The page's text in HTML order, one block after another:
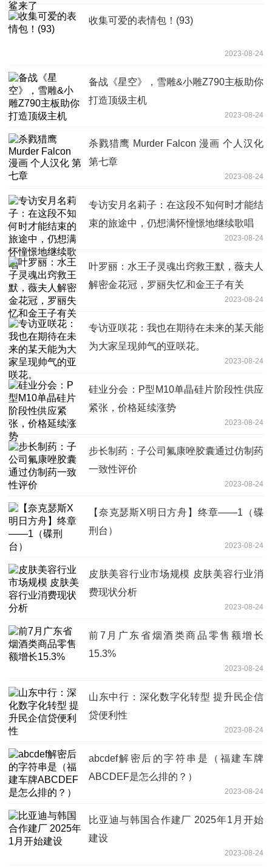
收集可爱的表情包！(93)
2023-08-24
备战《星空》，雪雕&小雕Z790主板助你
打造顶级主机
2023-08-24
杀戮猎鹰 Murder Falcon 漫画 个人汉化
第七章
2023-08-24
专访安月名莉子：在这段不知何时才能结
束的旅途中，仍想满怀憧憬地继续歌唱
2023-08-24
叶罗丽：水王子灵魂出窍救王默，薇夫人
解密金花冠，罗丽失忆和金王子有关
2023-08-24
专访亚咲花：我也在期待在未来的某天能
为大家呈现帅气的亚咲花。
2023-08-24
硅业分会：P型M10单晶硅片阶段性供应
紧张，价格延续涨势
2023-08-24
步长制药：子公司氟康唑胶囊通过仿制药
一致性评价
2023-08-24
【奈克瑟斯X明日方舟】终章——1（碟
刑台）
2023-08-24
皮肤美容行业市场规模 皮肤美容行业消
费现状分析
2023-08-24
前7月广东省烟酒类商品零售额增长
15.3%
2023-08-24
山东中行：深化数字化转型 提升民企信
贷便利性
2023-08-24
abcdef解密后的字符串是（福建车牌
ABCDEF是怎么排的？）
2023-08-24
比亚迪与韩国合作建厂 2025年1月开始
建设
2023-08-24